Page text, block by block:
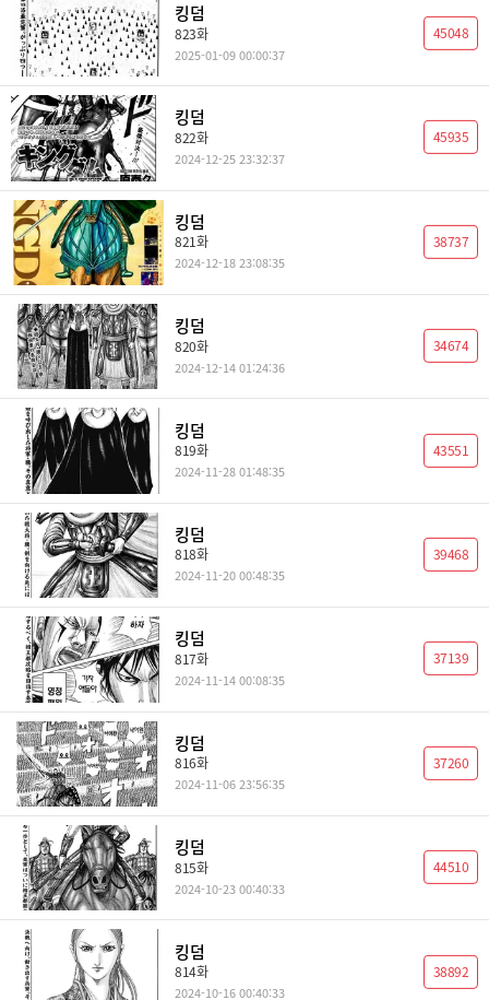
킹덤
823화
2025-01-09 00:00:37
45048
킹덤
822화
2024-12-25 23:32:37
45935
킹덤
821화
2024-12-18 23:08:35
38737
킹덤
820화
2024-12-14 01:24:36
34674
킹덤
819화
2024-11-28 01:48:35
43551
킹덤
818화
2024-11-20 00:48:35
39468
킹덤
817화
2024-11-14 00:08:35
37139
킹덤
816화
2024-11-06 23:56:35
37260
킹덤
815화
2024-10-23 00:40:33
44510
킹덤
814화
2024-10-16 00:40:33
38892